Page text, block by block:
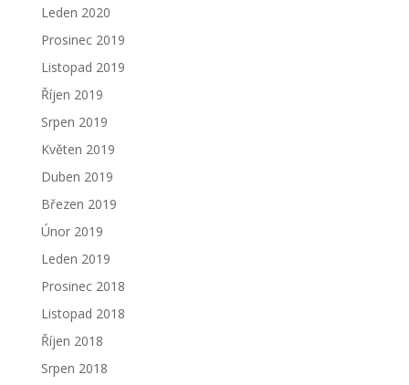
Leden 2020
Prosinec 2019
Listopad 2019
Říjen 2019
Srpen 2019
Květen 2019
Duben 2019
Březen 2019
Únor 2019
Leden 2019
Prosinec 2018
Listopad 2018
Říjen 2018
Srpen 2018